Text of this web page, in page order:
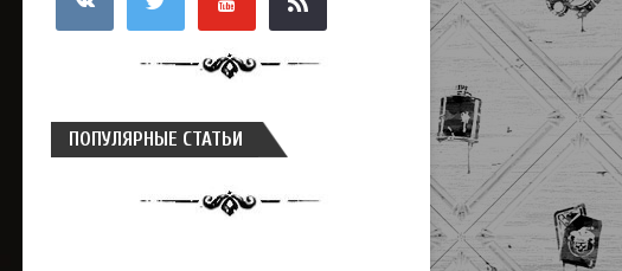
ПОПУЛЯРНЫЕ СТАТЬИ